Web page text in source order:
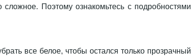
Поэтому ознакомьтесь с подробностями
все белое, чтобы остался только прозрачный